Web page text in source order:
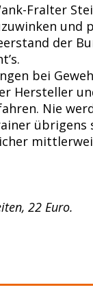
Fralter
und
der
bei
Hersteller
Nie
22 Euro.